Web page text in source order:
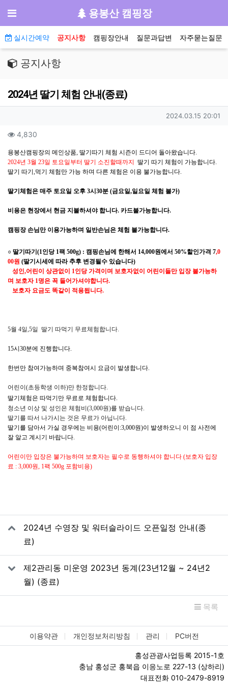
메뉴 용봉산 캠핑장
메인 메뉴
실시간예약 공지사항 캠핑장안내 질문과답변 자주묻는질문
공지사항
2024년 딸기 체험 안내(종료)
작성일
2024.03.15 20:01
컨텐츠 정보
4,830
본문
용봉산캠핑장의 메인상품, 딸기따기 체험 시즌이 드디어 돌아왔습니다.
2024년 3월 23일 토요일부터 딸기 소진할때까지 딸기 따기 체험이 가능합니다.
딸기 따기,먹기 체험만 가능 하며 다른 체험은 이용 불가능합니다.
딸기체험은 매주 토요일 오후 3시30분 (금요일,일요일 체험 불가)
비용은 현장에서 현금 지불하셔야 합니다. 카드불가능합니다.
캠핑장 손님만 이용가능하며 일반손님은 체험 불가능합니다.
○ 딸기따기(1인당 1팩 500g) : 캠핑손님에 한해서 14,000원에서 50%할인가격 7,0
00원 (딸기시세에 따라 추후 변경될수 있습니다)
성인,어린이 상관없이 1인당 가격이며 보호자없이 어린이들만 입장 불가능하
며 보호자 1명은 꼭 들어가셔야합니다.​
보호자 요금도 똑같이 적용됩니다.
5월 4일,5일 딸기 따먹기 무료체험합니다.
15시30분에 진행합니다.
한번만 참여가능하며 중복참여시 요금이 발생합니다.
어린이(초등학생 이하)만 한정합니다.
딸기체험은 따먹기만 무료로 체험합니다.
청소년 이상 및 성인은 체험비(3,000원)를 받습니다.
딸기를 따서 나가시는 것은 무료가 아닙니다.
딸기를 담아서 가실 경우에는 비용(어린이:3,000원)이 발생하오니 이 점 사전에
잘 알고 계시기 바랍니다.
어린이만 입장은 불가능하며 보호자는 필수로 동행하셔야 합니다 (보호자 입장
료 : 3,000원, 1팩 500g 포함비용)
관련자료
2024년 수영장 및 워터슬라이드 오픈일정 안내(종
료)
제2관리동 미운영 2023년 동계(23년12월 ~ 24년2
월) (종료)
목록
이용약관 개인정보처리방침 관리 PC버전
홍성관광사업등록 2015-1호
충남 홍성군 홍북읍 이응노로 227-13 (상하리)
대표전화 010-2479-8919